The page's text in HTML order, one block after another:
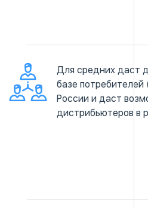
Для средних даст
базе потребителей
России и даст
дистрибьютеров в